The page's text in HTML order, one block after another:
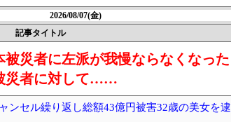
2026/08/07(金)
記事タイトル
災者に左派が我慢ならなくなった
災者に対して……
ンセル繰り返し総額43億円被害32歳の美女を逮